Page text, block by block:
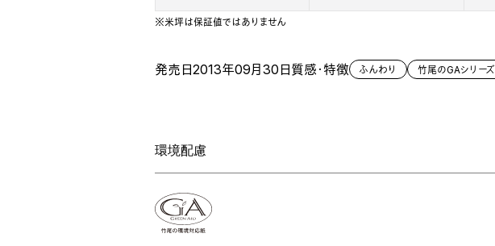
※米坪は保証値ではありません
発売日2013年09月30日質感・特徴 ふんわり 竹尾のGAシリーズ
環境配慮